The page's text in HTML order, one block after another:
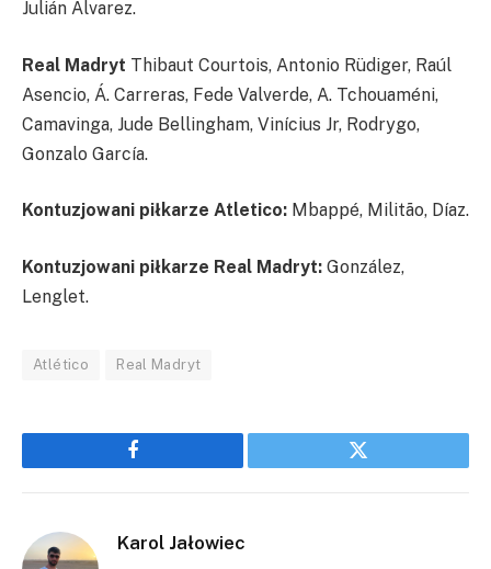
Julián Álvarez.
Real Madryt Thibaut Courtois, Antonio Rüdiger, Raúl
Asencio, Á. Carreras, Fede Valverde, A. Tchouaméni,
Camavinga, Jude Bellingham, Vinícius Jr, Rodrygo,
Gonzalo García.
Kontuzjowani piłkarze Atletico: Mbappé, Militão, Díaz.
Kontuzjowani piłkarze Real Madryt: González,
Lenglet.
Atlético Real Madryt
Facebook Twitter
Karol Jałowiec